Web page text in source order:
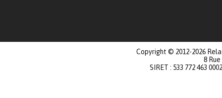
Copyright © 2012-2026
8
SIRET : 533 772 463